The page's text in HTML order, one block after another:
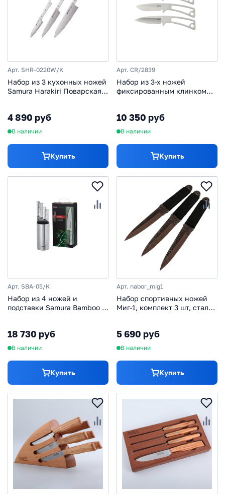
Арт. SHR-0220W/K
Набор из 3 кухонных ножей
Samura Harakiri Поварская
4 890 руб
В наличии
Купить
Арт. CR/2839
Набор из 3-х ножей
фиксированным клинком
цельнометаллические
10 350 руб
В наличии
Купить
Арт. SBA-05/K
Набор из 4 ножей и
подставки Samura Bamboo в
нержавеющая сталь
18 730 руб
В наличии
Купить
Арт. nabor_mig1
Набор спортивных ножей
Миг-1, комплект 3 шт, сталь
5 690 руб
В наличии
Купить